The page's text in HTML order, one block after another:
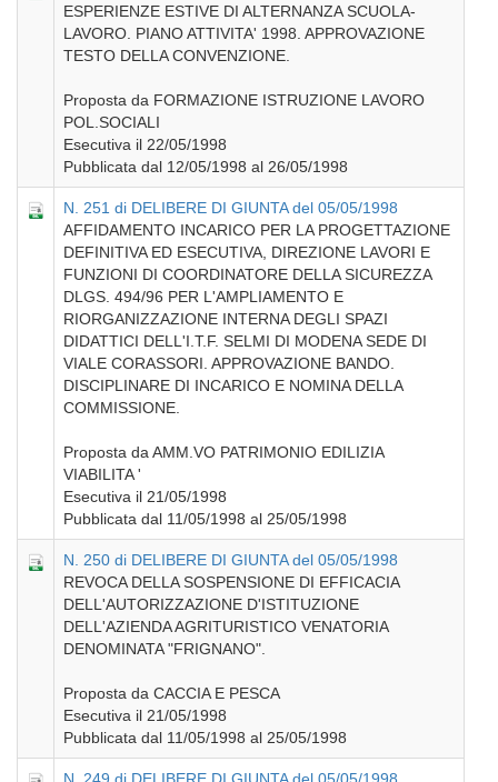
ESPERIENZE ESTIVE DI ALTERNANZA SCUOLA-
LAVORO. PIANO ATTIVITA' 1998. APPROVAZIONE
TESTO DELLA CONVENZIONE.
Proposta da FORMAZIONE ISTRUZIONE LAVORO
POL.SOCIALI
Esecutiva il 22/05/1998
Pubblicata dal 12/05/1998 al 26/05/1998
N. 251 di DELIBERE DI GIUNTA del 05/05/1998
AFFIDAMENTO INCARICO PER LA PROGETTAZIONE
DEFINITIVA ED ESECUTIVA, DIREZIONE LAVORI E
FUNZIONI DI COORDINATORE DELLA SICUREZZA
DLGS. 494/96 PER L'AMPLIAMENTO E
RIORGANIZZAZIONE INTERNA DEGLI SPAZI
DIDATTICI DELL'I.T.F. SELMI DI MODENA SEDE DI
VIALE CORASSORI. APPROVAZIONE BANDO.
DISCIPLINARE DI INCARICO E NOMINA DELLA
COMMISSIONE.
Proposta da AMM.VO PATRIMONIO EDILIZIA
VIABILITA '
Esecutiva il 21/05/1998
Pubblicata dal 11/05/1998 al 25/05/1998
N. 250 di DELIBERE DI GIUNTA del 05/05/1998
REVOCA DELLA SOSPENSIONE DI EFFICACIA
DELL'AUTORIZZAZIONE D'ISTITUZIONE
DELL'AZIENDA AGRITURISTICO VENATORIA
DENOMINATA "FRIGNANO".
Proposta da CACCIA E PESCA
Esecutiva il 21/05/1998
Pubblicata dal 11/05/1998 al 25/05/1998